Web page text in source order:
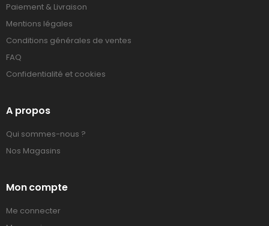
Paiement & Livraison
Mentions légales
Conditions générales de ventes
FAQ
Confidentialité et cookies
A propos
Qui sommes-nous ?
Nos Magasins
Mon compte
Me connecter